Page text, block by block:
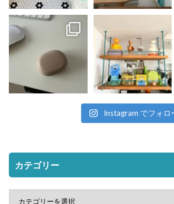
Instagram でフォロ
カテゴリー